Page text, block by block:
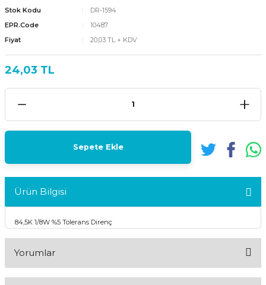
Stok Kodu
DR-1594
EPR.Code
10487
Fiyat
20,03 TL + KDV
24,03 TL
Sepete Ekle
Ürün Bilgisi
84,5K 1/8W %5 Tolerans Direnç
Yorumlar